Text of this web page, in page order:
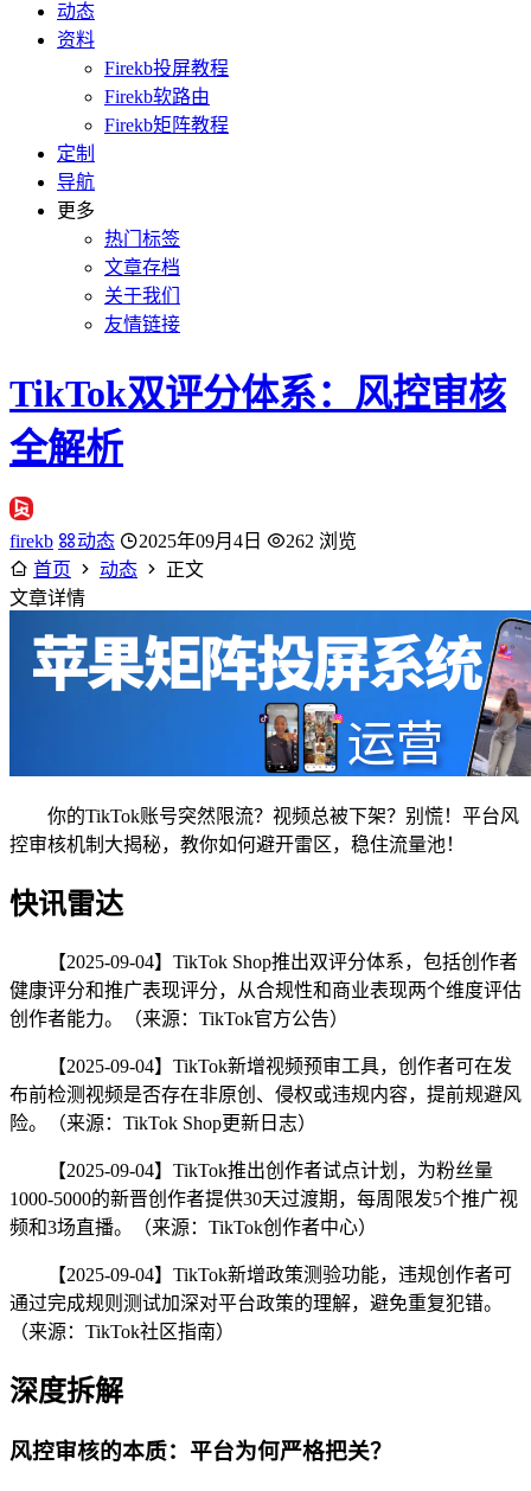
动态
资料
Firekb投屏教程
Firekb软路由
Firekb矩阵教程
定制
导航
更多
热门标签
文章存档
关于我们
友情链接
TikTok双评分体系：风控审核
全解析
firekb 动态 2025年09月4日
262 浏览
首页
动态
正文
文章详情
你的TikTok账号突然限流？视频总被下架？别慌！平台风
控审核机制大揭秘，教你如何避开雷区，稳住流量池！
快讯雷达
【2025-09-04】TikTok Shop推出双评分体系，包括创作者
健康评分和推广表现评分，从合规性和商业表现两个维度评估
创作者能力。（来源：TikTok官方公告）
【2025-09-04】TikTok新增视频预审工具，创作者可在发
布前检测视频是否存在非原创、侵权或违规内容，提前规避风
险。（来源：TikTok Shop更新日志）
【2025-09-04】TikTok推出创作者试点计划，为粉丝量
1000-5000的新晋创作者提供30天过渡期，每周限发5个推广视
频和3场直播。（来源：TikTok创作者中心）
【2025-09-04】TikTok新增政策测验功能，违规创作者可
通过完成规则测试加深对平台政策的理解，避免重复犯错。
（来源：TikTok社区指南）
深度拆解
风控审核的本质：平台为何严格把关？